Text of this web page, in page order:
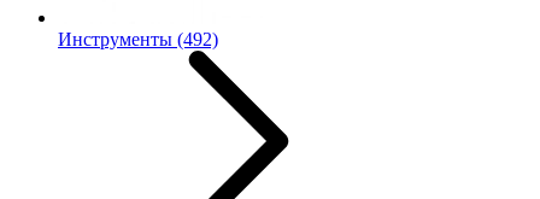
Инструменты (492)